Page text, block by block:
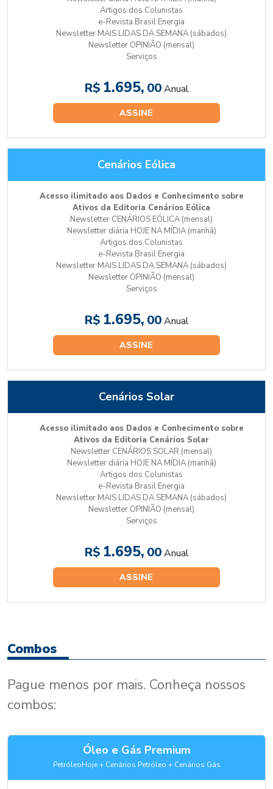
Artigos dos Colunistas
e-Revista Brasil Energia
Newsletter MAIS LIDAS DA SEMANA (sábados)
Newsletter OPINIÃO (mensal)
Serviços
R$ 1.695, 00 Anual
ASSINE
Cenários Eólica
Acesso ilimitado aos Dados e Conhecimento sobre
Ativos da Editoria Cenários Eólica
Newsletter CENÁRIOS EÓLICA (mensal)
Newsletter diária HOJE NA MÍDIA (manhã)
Artigos dos Colunistas
e-Revista Brasil Energia
Newsletter MAIS LIDAS DA SEMANA (sábados)
Newsletter OPINIÃO (mensal)
Serviços
R$ 1.695, 00 Anual
ASSINE
Cenários Solar
Acesso ilimitado aos Dados e Conhecimento sobre
Ativos da Editoria Cenários Solar
Newsletter CENÁRIOS SOLAR (mensal)
Newsletter diária HOJE NA MÍDIA (manhã)
Artigos dos Colunistas
e-Revista Brasil Energia
Newsletter MAIS LIDAS DA SEMANA (sábados)
Newsletter OPINIÃO (mensal)
Serviços
R$ 1.695, 00 Anual
ASSINE
Combos
Pague menos por mais. Conheça nossos
combos:
Óleo e Gás Premium
PetróleoHoje + Cenários Petróleo + Cenários Gás